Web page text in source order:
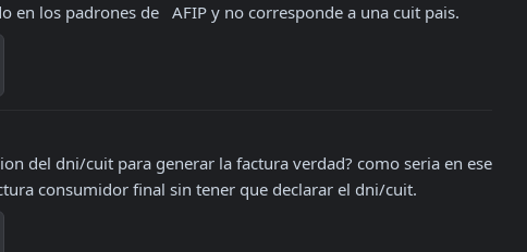
los padrones de   AFIP y no corresponde a una cuit pais.
del dni/cuit para generar la factura verdad? como seria en ese
consumidor final sin tener que declarar el dni/cuit.